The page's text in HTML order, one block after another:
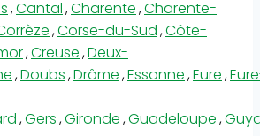
,Cantal,Charente,Charente-
,Corse-du-Sud,Côte-
,Creuse,Deux-
,Doubs,Drôme,Essonne,Eure,
,Gers,Gironde,Guadeloupe,